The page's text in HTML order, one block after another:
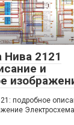
2121
и
подробное